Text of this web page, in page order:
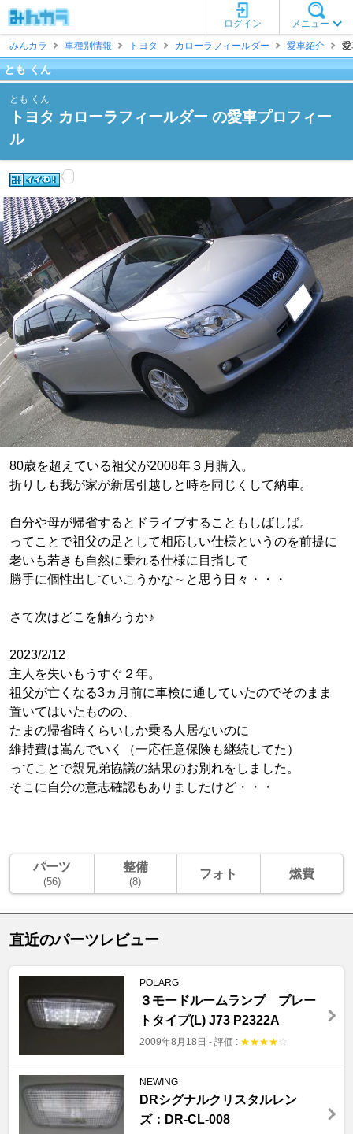
メニュー
ログイン
みんカラ
車種別情報 トヨタ カローラフィールダー 愛車紹介 愛
とも くん
とも くん
トヨタ カローラフィールダー の愛車プロフィー
ル
80歳を超えている祖父が2008年３月購入。
折りしも我が家が新居引越しと時を同じくして納車。
自分や母が帰省するとドライブすることもしばしば。
ってことで祖父の足として相応しい仕様というのを前提に
老いも若きも自然に乗れる仕様に目指して
勝手に個性出していこうかな～と思う日々・・・
さて次はどこを触ろうか♪
2023/2/12
主人を失いもうすぐ２年。
祖父が亡くなる3ヵ月前に車検に通していたのでそのまま
置いてはいたものの、
たまの帰省時くらいしか乗る人居ないのに
維持費は嵩んでいく（一応任意保険も継続してた）
ってことで親兄弟協議の結果のお別れをしました。
そこに自分の意志確認もありましたけど・・・
パーツ
(56)
整備
(8)
フォト 燃費
直近のパーツレビュー
POLARG
３モードルームランプ プレー
トタイプ(L) J73 P2322A
2009年8月18日 - 評価 : ★★★★ ☆
NEWING
DRシグナルクリスタルレン
ズ：DR-CL-008